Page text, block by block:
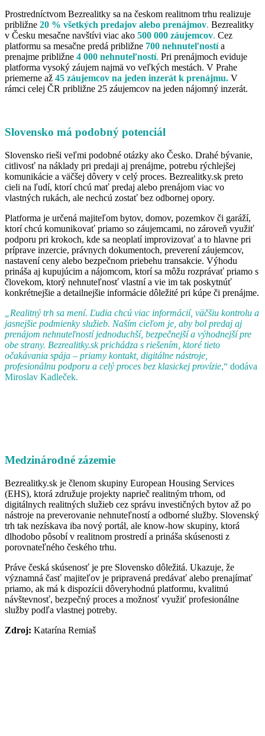
Prostredníctvom Bezrealitky sa na českom realitnom trhu realizuje
približne 20 % všetkých predajov alebo prenájmov. Bezrealitky
v Česku mesačne navštívi viac ako 500 000 záujemcov. Cez
platformu sa mesačne predá približne 700 nehnuteľnostía
prenajme približne 4 000 nehnuteľností. Pri prenájmoch eviduje
platforma vysoký záujem najmä vo veľkých mestách. V Prahe
priemerne až 45 záujemcov na jeden inzerát k prenájmu. V
rámci celej ČR približne 25 záujemcov na jeden nájomný inzerát.
Slovensko má podobný potenciál
Slovensko rieši veľmi podobné otázky ako Česko. Drahé bývanie,
citlivosť na náklady pri predaji aj prenájme, potrebu rýchlejšej
komunikácie a väčšej dôvery v celý proces. Bezrealitky.sk preto
cieli na ľudí, ktorí chcú mať predaj alebo prenájom viac vo
vlastných rukách, ale nechcú zostať bez odbornej opory.
Platforma je určená majiteľom bytov, domov, pozemkov či garáží,
ktorí chcú komunikovať priamo so záujemcami, no zároveň využiť
podporu pri krokoch, kde sa neoplatí improvizovať a to hlavne pri
príprave inzercie, právnych dokumentoch, preverení záujemcov,
nastavení ceny alebo bezpečnom priebehu transakcie. Výhodu
prináša aj kupujúcim a nájomcom, ktorí sa môžu rozprávať priamo s
človekom, ktorý nehnuteľnosť vlastní a vie im tak poskytnúť
konkrétnejšie a detailnejšie informácie dôležité pri kúpe či prenájme.
„Realitný trh sa mení. Ľudia chcú viac informácií, väčšiu kontrolu a
jasnejšie podmienky služieb. Naším cieľom je, aby bol predaj aj
prenájom nehnuteľností jednoduchší, bezpečnejší a výhodnejší pre
obe strany. Bezrealitky.sk prichádza s riešením, ktoré tieto
očakávania spája – priamy kontakt, digitálne nástroje,
profesionálnu podporu a celý proces bez klasickej provízie,“ dodáva
Miroslav Kadleček.
Medzinárodné zázemie
Bezrealitky.sk je členom skupiny European Housing Services
(EHS), ktorá združuje projekty naprieč realitným trhom, od
digitálnych realitných služieb cez správu investičných bytov až po
nástroje na preverovanie nehnuteľností a odborné služby. Slovenský
trh tak nezískava iba nový portál, ale know-how skupiny, ktorá
dlhodobo pôsobí v realitnom prostredí a prináša skúsenosti z
porovnateľného českého trhu.
Práve česká skúsenosť je pre Slovensko dôležitá. Ukazuje, že
významná časť majiteľov je pripravená predávať alebo prenajímať
priamo, ak má k dispozícii dôveryhodnú platformu, kvalitnú
návštevnosť, bezpečný proces a možnosť využiť profesionálne
služby podľa vlastnej potreby.
Zdroj: Katarína Remiaš